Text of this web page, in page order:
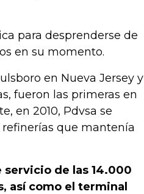
para desprenderse de
en su momento.
en Nueva Jersey y
fueron las primeras en
en 2010, Pdvsa se
que mantenía
de las 14.000
así como el terminal